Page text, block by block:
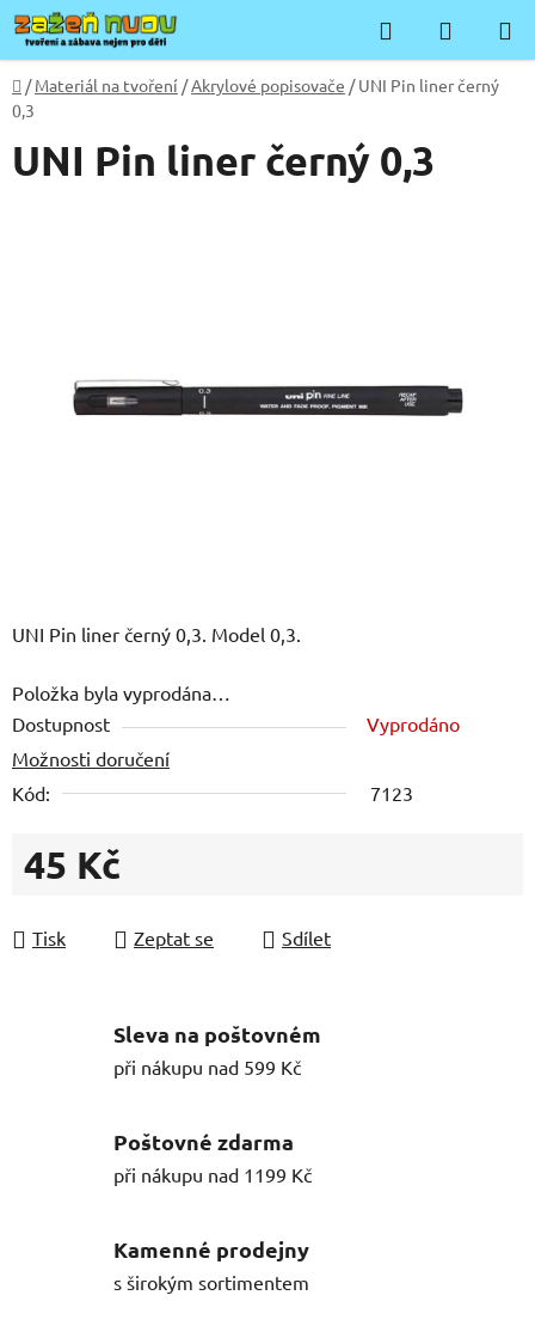
Přejít
na
obsah
Hledat
KOŠÍK
Domů
/ Materiál na tvoření /Akrylové popisovače / UNI Pin liner černý
0,3
UNI Pin liner černý 0,3. Model 0,3.
Položka byla vyprodána…
Dostupnost
Vyprodáno
Možnosti doručení
Kód:
7123
45 Kč
Tisk
Zeptat se Sdílet
UNI Pin liner černý 0,3
Sleva na poštovném
při nákupu nad 599 Kč
Poštovné zdarma
při nákupu nad 1199 Kč
Kamenné prodejny
s širokým sortimentem